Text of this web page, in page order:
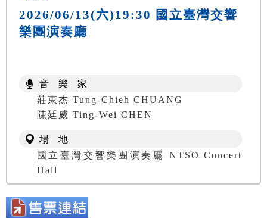
2026/06/13(六)19:30 國立臺灣交響
樂團演奏廳
音 樂 家
莊東杰 Tung-Chieh CHUANG
陳廷威 Ting-Wei CHEN
場 地
國立臺灣交響樂團演奏廳 NTSO Concert
Hall